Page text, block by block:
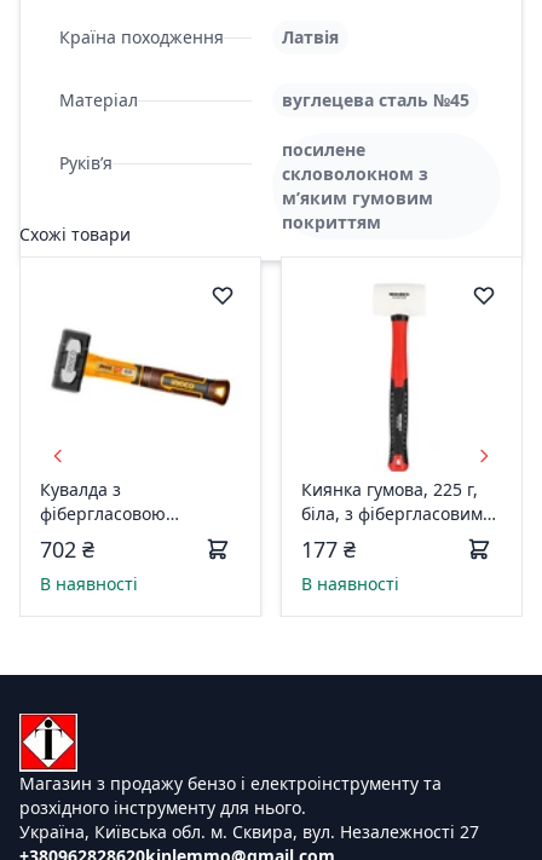
Країна походження Латвія
Матеріал вуглецева сталь №45
Руків’я
посилене
скловолокном з
м’яким гумовим
покриттям
Схожі товари
Кувалда з
фібергласовою
рукояткою 2 кг INGCO
HSTH82000
702 ₴
В наявності
Киянка гумова, 225 г,
біла, з фібергласовим
руків’ям Vitals Master
181820
177 ₴
В наявності
Магазин з продажу бензо і електроінструменту та
розхідного інструменту для нього.
Україна, Київська обл. м. Сквира, вул. Незалежності 27